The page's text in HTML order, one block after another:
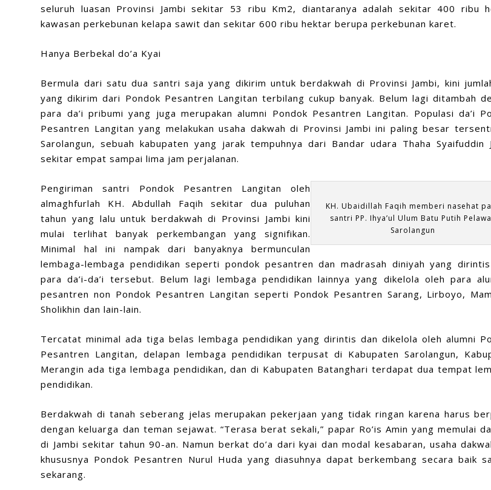
seluruh luasan Provinsi Jambi sekitar 53 ribu Km2, diantaranya adalah sekitar 400 ribu
kawasan perkebunan kelapa sawit dan sekitar 600 ribu hektar berupa perkebunan karet.
Hanya Berbekal do’a Kyai
Bermula dari satu dua santri saja yang dikirim untuk berdakwah di Provinsi Jambi, kini
yang dikirim dari Pondok Pesantren Langitan terbilang cukup banyak. Belum lagi ditambah
para da’i pribumi yang juga merupakan alumni Pondok Pesantren Langitan. Populasi da’i
Pesantren Langitan yang melakukan usaha dakwah di Provinsi Jambi ini paling besar
Sarolangun, sebuah kabupaten yang jarak tempuhnya dari Bandar udara Thaha Syaifuddin
sekitar empat sampai lima jam perjalanan.
KH. Ubaidillah Faqih memberi nasehat
santri PP. Ihya’ul Ulum Batu Putih
Sarolangun
Pengiriman santri Pondok Pesantren Langitan oleh
almaghfurlah
KH. Abdullah Faqih sekitar dua puluhan
tahun yang lalu untuk berdakwah di Provinsi Jambi kini
mulai terlihat banyak perkembangan yang signifikan.
Minimal hal ini nampak dari banyaknya bermunculan
lembaga-lembaga pendidikan seperti pondok pesantren dan madrasah diniyah yang
para da’i-da’i tersebut. Belum lagi lembaga pendidikan lainnya yang dikelola oleh para
pesantren non Pondok Pesantren Langitan seperti Pondok Pesantren Sarang, Lirboyo,
Sholikhin dan lain-lain.
Tercatat minimal ada tiga belas lembaga pendidikan yang dirintis dan dikelola oleh alumni
Pesantren Langitan, delapan lembaga pendidikan terpusat di Kabupaten Sarolangun,
Merangin ada tiga lembaga pendidikan, dan di Kabupaten Batanghari terdapat dua tempat
pendidikan.
Berdakwah di tanah seberang jelas merupakan pekerjaan yang tidak ringan karena harus
dengan keluarga dan teman sejawat. “Terasa berat sekali,” papar Ro’is Amin yang memulai
di Jambi sekitar tahun 90-an. Namun berkat do’a dari kyai dan modal kesabaran, usaha
khususnya Pondok Pesantren Nurul Huda yang diasuhnya dapat berkembang secara baik
sekarang.